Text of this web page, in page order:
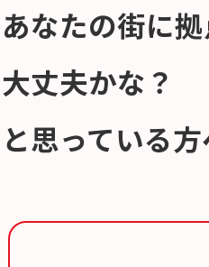
あなたの街に
大丈夫かな？
と思っている